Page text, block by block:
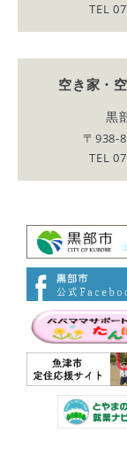
TEL
空き家・
黒
〒938-
TEL